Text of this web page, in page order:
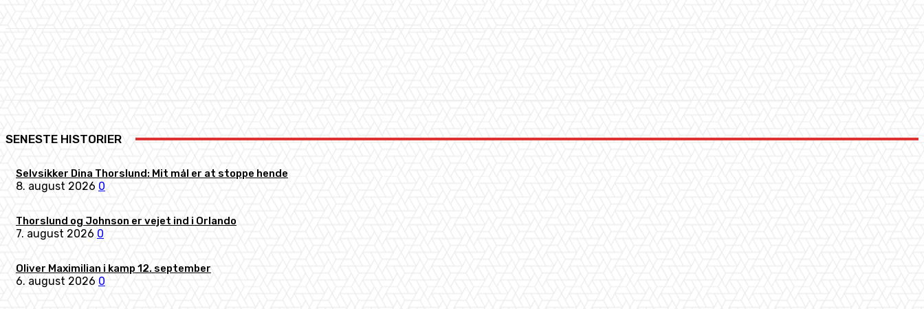
SENESTE HISTORIER
Selvsikker Dina Thorslund: Mit mål er at stoppe hende
8. august 2026 0
Thorslund og Johnson er vejet ind i Orlando
7. august 2026 0
Oliver Maximilian i kamp 12. september
6. august 2026 0